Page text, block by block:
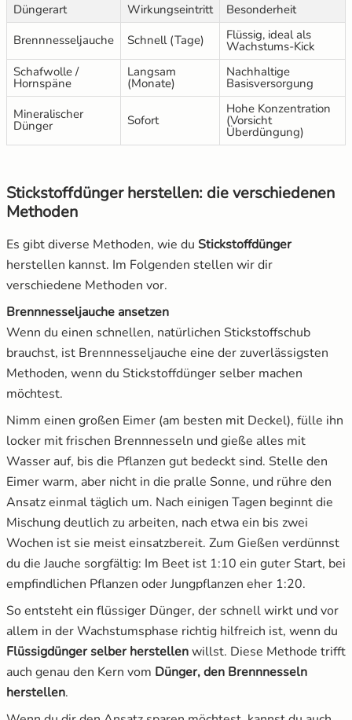
Düngerart Wirkungseintritt
Besonderheit
Brennnesseljauche
Schnell (Tage) Flüssig, ideal als
Wachstums-Kick
Schafwolle /
Hornspäne
Langsam
(Monate)
Nachhaltige
Basisversorgung
Mineralischer
Dünger Sofort
Hohe Konzentration
(Vorsicht
Überdüngung)
Stickstoffdünger herstellen: die verschiedenen
Methoden
Es gibt diverse Methoden, wie du Stickstoffdünger
herstellen kannst. Im Folgenden stellen wir dir
verschiedene Methoden vor.
Brennnesseljauche ansetzen
Wenn du einen schnellen, natürlichen Stickstoffschub
brauchst, ist Brennnesseljauche eine der zuverlässigsten
Methoden, wenn du Stickstoffdünger selber machen
möchtest.
Nimm einen großen Eimer (am besten mit Deckel), fülle ihn
locker mit frischen Brennnesseln und gieße alles mit
Wasser auf, bis die Pflanzen gut bedeckt sind. Stelle den
Eimer warm, aber nicht in die pralle Sonne, und rühre den
Ansatz einmal täglich um. Nach einigen Tagen beginnt die
Mischung deutlich zu arbeiten, nach etwa ein bis zwei
Wochen ist sie meist einsatzbereit. Zum Gießen verdünnst
du die Jauche sorgfältig: Im Beet ist 1:10 ein guter Start, bei
empfindlichen Pflanzen oder Jungpflanzen eher 1:20.
So entsteht ein flüssiger Dünger, der schnell wirkt und vor
allem in der Wachstumsphase richtig hilfreich ist, wenn du
Flüssigdünger selber herstellenwillst. Diese Methode trifft
auch genau den Kern vom Dünger, den Brennnesseln
herstellen.